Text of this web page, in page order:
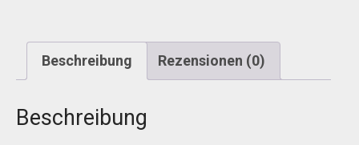
Beschreibung Rezensionen (0)
Beschreibung